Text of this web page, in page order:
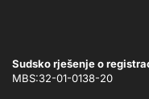
Sudsko rješenje o
MBS:32-01-0138-20